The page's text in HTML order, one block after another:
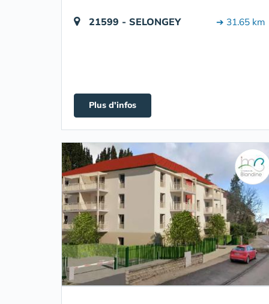
21599 - SELONGEY ➔ 31.65 km
Plus d'infos